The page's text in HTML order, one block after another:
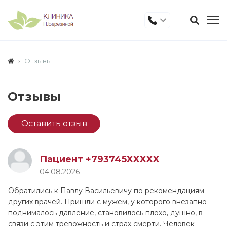
Отзывы
Отзывы
Оставить отзыв
Пациент +793745XXXXX
04.08.2026
Обратились к Павлу Васильевичу по рекомендациям
других врачей. Пришли с мужем, у которого внезапно
поднималось давление, становилось плохо, душно, в
связи с этим тревожность и страх смерти. Человек